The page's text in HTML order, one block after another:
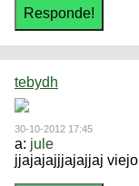
tebydh
30-10-2012 17:45
a: jule
jjajajajjjajajjaj viejo